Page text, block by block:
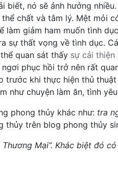
nó sẽ ảnh hưởng
chất và tâm lý. Mệt mỏi
giảm ham muốn tình
thất vọng về tình dục.
quan sát thấy sự cải thiện
phục hồi trở nên rất
trước khi thực hiện thủ
như chuyện làm ăn, tình
phong thủy khác như: tra
trên blog phong thủy
Mại”. Khác biệt đó